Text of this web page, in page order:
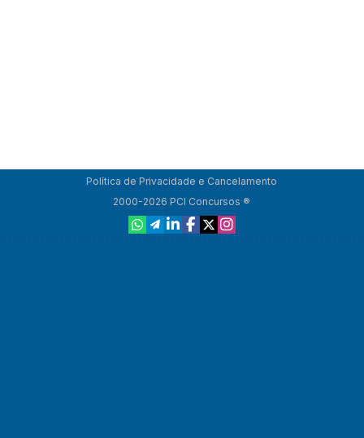
Política de Privacidade e Cancelamento
2000-2026 PCI Concursos ®